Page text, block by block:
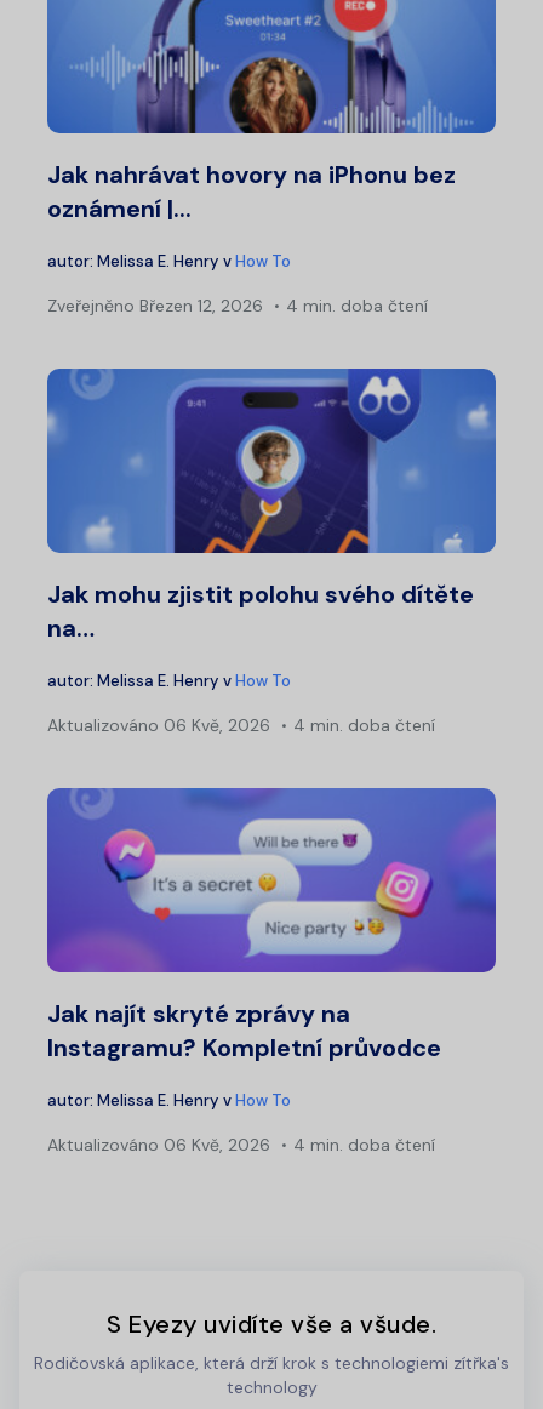
Jak nahrávat hovory na iPhonu bez
oznámení |...
autor: Melissa E. Henry vHow To
Zveřejněno Březen 12, 2026 4 min. doba čtení
Jak mohu zjistit polohu svého dítěte
na…
autor: Melissa E. Henry vHow To
Aktualizováno 06 Kvě, 2026 4 min. doba čtení
Jak najít skryté zprávy na
Instagramu? Kompletní průvodce
autor: Melissa E. Henry vHow To
Aktualizováno 06 Kvě, 2026 4 min. doba čtení
S Eyezy uvidíte vše a všude.
Rodičovská aplikace, která drží krok s technologiemi zítřka's
technology